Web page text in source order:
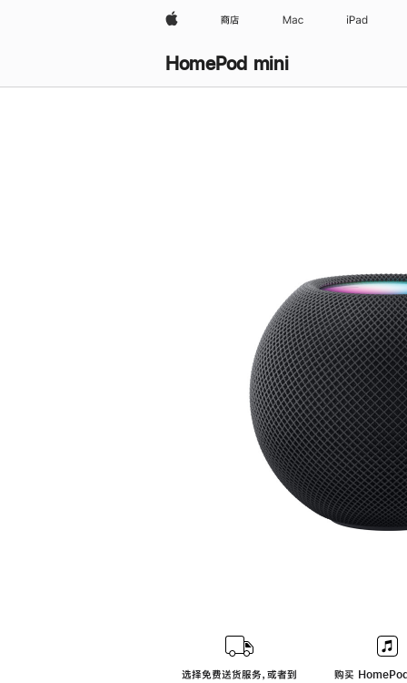
Apple 商店 Mac iPad
HomePod mini
选择免费送货服务，或者到
购买